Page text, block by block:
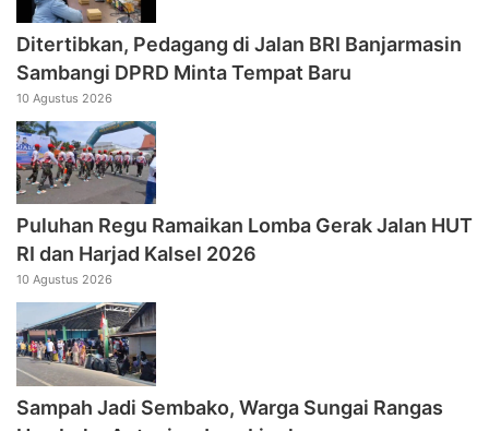
Ditertibkan, Pedagang di Jalan BRI Banjarmasin
Sambangi DPRD Minta Tempat Baru
10 Agustus 2026
Puluhan Regu Ramaikan Lomba Gerak Jalan HUT
RI dan Harjad Kalsel 2026
10 Agustus 2026
Sampah Jadi Sembako, Warga Sungai Rangas